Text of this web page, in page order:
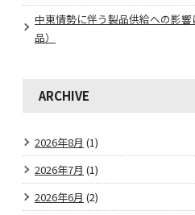
中東情勢に伴う製品供給への影
品）
ARCHIVE
2026年8月 (1)
2026年7月 (1)
2026年6月 (2)